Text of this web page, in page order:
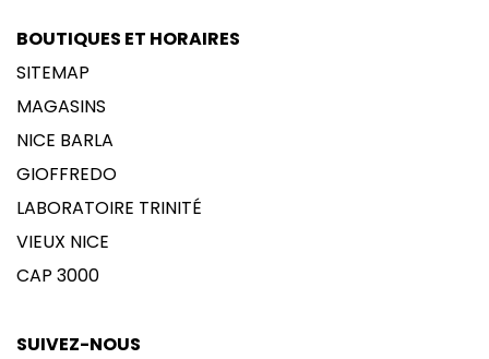
BOUTIQUES ET HORAIRES
SITEMAP
MAGASINS
NICE BARLA
GIOFFREDO
LABORATOIRE TRINITÉ
VIEUX NICE
CAP 3000
SUIVEZ-NOUS